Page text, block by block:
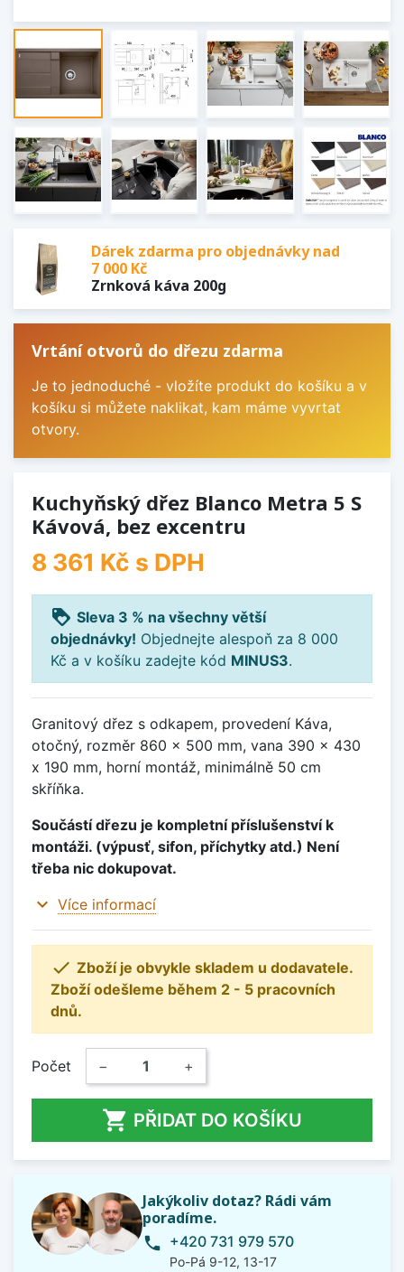
Dárek zdarma pro objednávky nad
7 000 Kč
Zrnková káva 200g
Vrtání otvorů do dřezu zdarma
Je to jednoduché - vložíte produkt do košíku a v
košíku si můžete naklikat, kam máme vyvrtat
otvory.
Kuchyňský dřez Blanco Metra 5 S
Kávová, bez excentru
8 361 Kč s DPH
loyalty Sleva 3 % na všechny větší
objednávky! Objednejte alespoň za 8 000
Kč a v košíku zadejte kód MINUS3.
Granitový dřez s odkapem, provedení Káva,
otočný, rozměr 860 x 500 mm, vana 390 x 430
x 190 mm, horní montáž, minimálně 50 cm
skříňka.
Součástí dřezu je kompletní příslušenství k
montáži. (výpusť, sifon, příchytky atd.) Není
třeba nic dokupovat.
expand_more Více informací
 Zboží je obvykle skladem u dodavatele.
Zboží odešleme během 2 - 5 pracovních
dnů.
Počet − +
 PŘIDAT DO KOŠÍKU
Jakýkoliv dotaz? Rádi vám
poradíme.
phone +420 731 979 570
Po-Pá 9-12, 13-17